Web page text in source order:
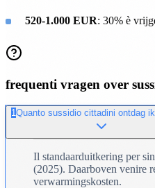
520-1.000 EUR: 30% è
frequenti vragen over
1 Quanto sussidio cittadini ontdag
Il standaarduitkering per
(2025). Daarboven venire
verwarmingskosten.